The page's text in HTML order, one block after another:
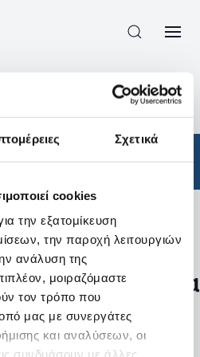
Σχετικά
cookies
την εξατομίκευση
την παροχή λειτουργιών
ανάλυση της
μοιραζόμαστε
τον τρόπο που
μας με συνεργάτες
και αναλύσεων, οι
συνδυάσουν με άλλες
ΣΥΝΤΑΓΟΓΡΑΦΟΎΜΕΝΑ
/
προϊόντα με τα
φίλτρα